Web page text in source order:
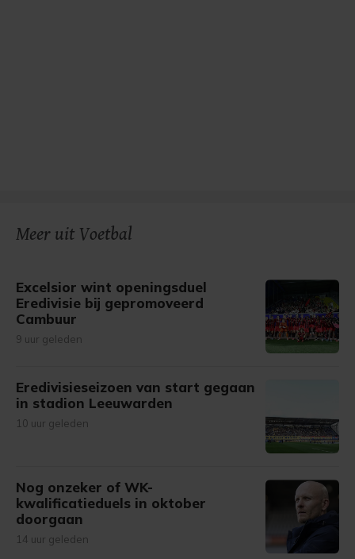
Meer uit Voetbal
Excelsior wint openingsduel
Eredivisie bij gepromoveerd
Cambuur
9 uur geleden
Eredivisieseizoen van start gegaan
in stadion Leeuwarden
10 uur geleden
Nog onzeker of WK-
kwalificatieduels in oktober
doorgaan
14 uur geleden